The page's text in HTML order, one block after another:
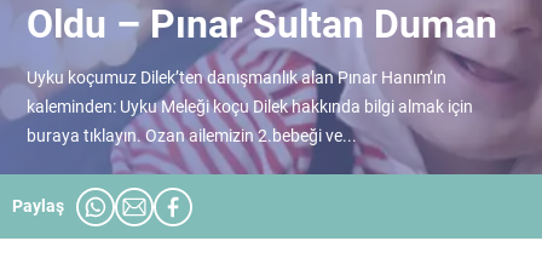
Oldu – Pınar Sultan Duman
Uyku koçumuz Dilek’ten danışmanlık alan Pınar Hanım’ın
kaleminden: Uyku Meleği koçu Dilek hakkında bilgi almak için
buraya tıklayın. Ozan ailemizin 2.bebeği ve...
Paylaş